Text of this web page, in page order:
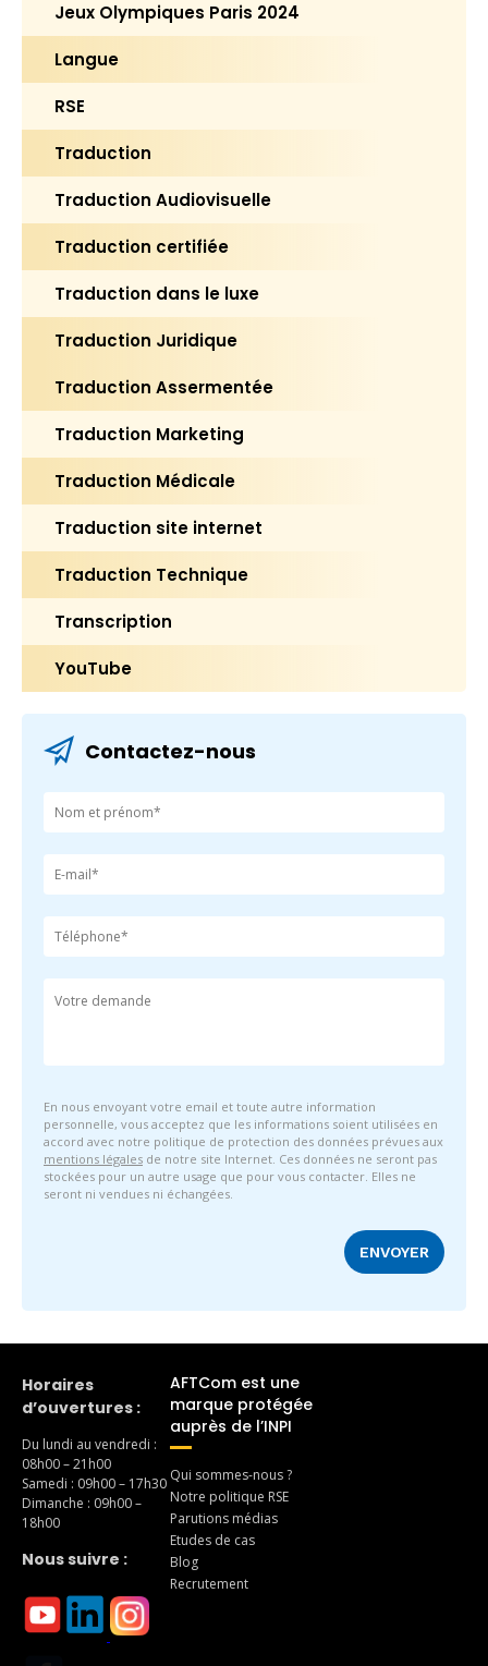
Jeux Olympiques Paris 2024
Langue
RSE
Traduction
Traduction Audiovisuelle
Traduction certifiée
Traduction dans le luxe
Traduction Juridique
Traduction Assermentée
Traduction Marketing
Traduction Médicale
Traduction site internet
Traduction Technique
Transcription
YouTube
Contactez-nous
En nous envoyant votre email et toute autre information
personnelle, vous acceptez que les informations soient utilisées en
accord avec notre politique de protection des données prévues aux
mentions légales de notre site Internet. Ces données ne seront pas
stockées pour un autre usage que pour vous contacter. Elles ne
seront ni vendues ni échangées.
Horaires
d’ouvertures :
Du lundi au vendredi :
08h00 – 21h00
Samedi : 09h00 – 17h30
Dimanche : 09h00 –
18h00
Nous suivre :
AFTCom est une
marque protégée
auprès de l’INPI
Qui sommes-nous ?
Notre politique RSE
Parutions médias
Etudes de cas
Blog
Recrutement